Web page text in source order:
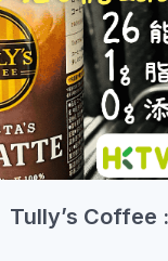
Tully’s Coffee